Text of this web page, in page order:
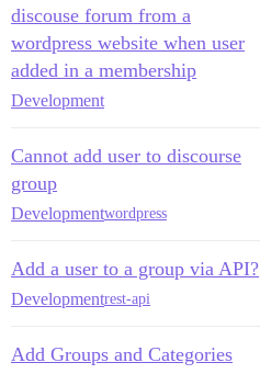
discouse forum from a
wordpress website when user
added in a membership
Development
Cannot add user to discourse
group
Developmentwordpress
Add a user to a group via API?
Developmentrest-api
Add Groups and Categories